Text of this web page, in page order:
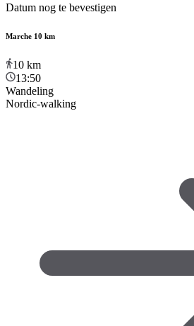
Datum nog te bevestigen
Marche 10 km
10 km
13:50
Wandeling
Nordic-walking